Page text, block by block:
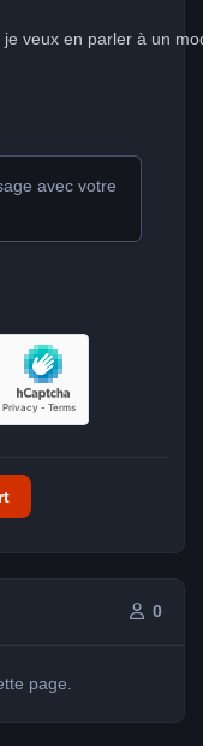
avec votre
0
page.